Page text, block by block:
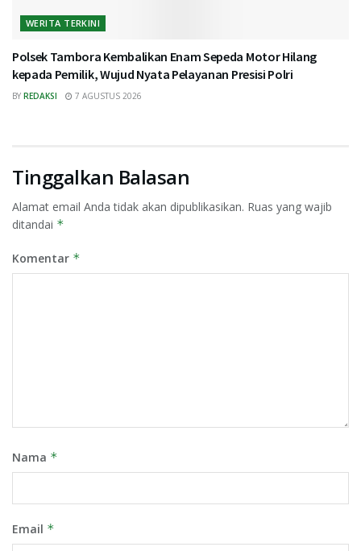
WERITA TERKINI
Polsek Tambora Kembalikan Enam Sepeda Motor Hilang
kepada Pemilik, Wujud Nyata Pelayanan Presisi Polri
BY REDAKSI 7 AGUSTUS 2026
Tinggalkan Balasan
Alamat email Anda tidak akan dipublikasikan. Ruas yang wajib
ditandai *
Komentar *
Nama *
Email *